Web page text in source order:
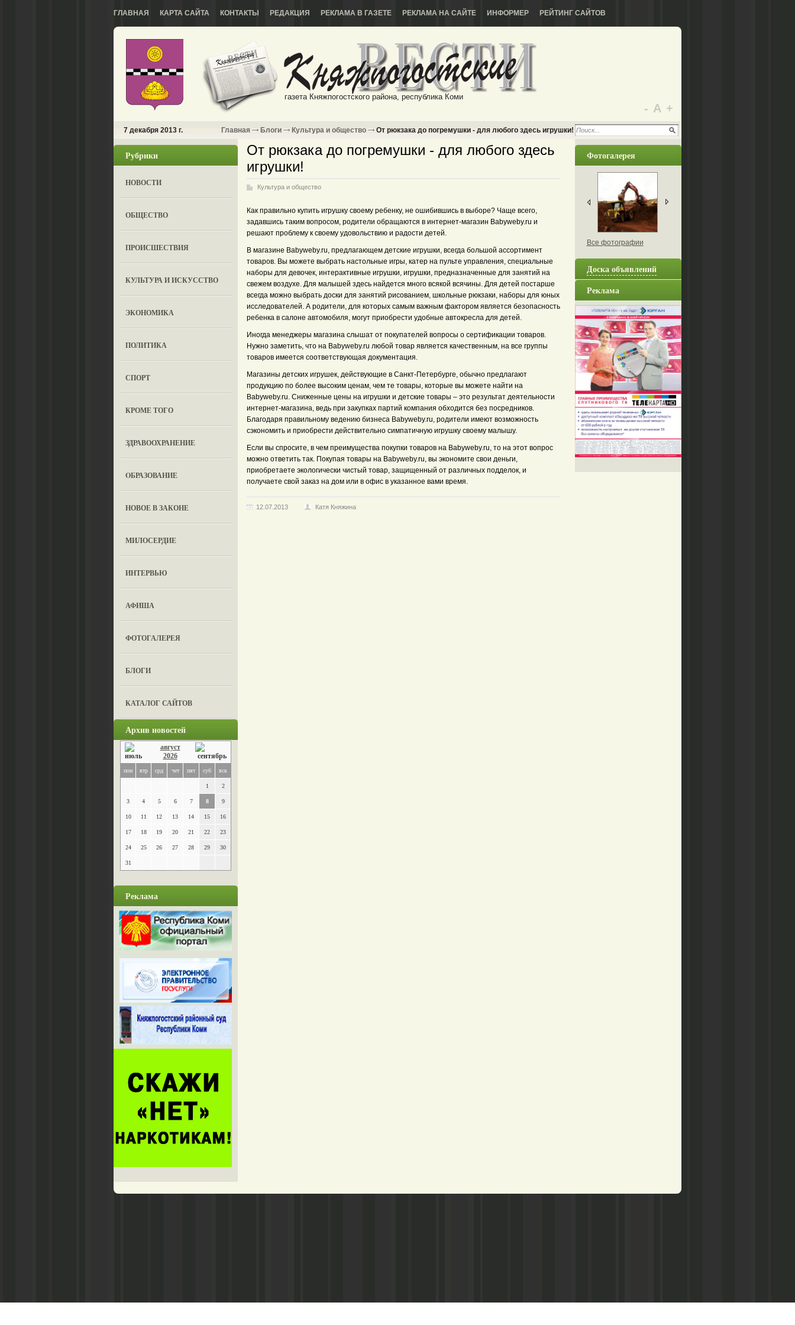
ГЛАВНАЯ КАРТА САЙТА КОНТАКТЫ РЕДАКЦИЯ РЕКЛАМА В ГАЗЕТЕ РЕКЛАМА НА САЙТЕ ИНФОРМЕР РЕЙТИНГ САЙТОВ
газета Княжпогостского района, республика Коми
- А +
7 декабря 2013 г. Главная Блоги Культура и общество От рюкзака до погремушки - для любого здесь игрушки!
Рубрики
НОВОСТИ
ОБЩЕСТВО
ПРОИСШЕСТВИЯ
КУЛЬТУРА И ИСКУССТВО
ЭКОНОМИКА
ПОЛИТИКА
СПОРТ
КРОМЕ ТОГО
ЗДРАВООХРАНЕНИЕ
OБРАЗОВАНИЕ
НОВОЕ В ЗАКОНЕ
МИЛОСЕРДИЕ
ИНТЕРВЬЮ
АФИША
ФОТОГАЛЕРЕЯ
БЛОГИ
КАТАЛОГ САЙТОВ
Архив новостей
август
2026
пон втр срд чет пят суб вск
1 2
3 4 5 6 7 8 9
10 11 12 13 14 15 16
17 18 19 20 21 22 23
24 25 26 27 28 29 30
31
Реклама
От рюкзака до погремушки - для любого здесь
игрушки!
Культура и общество
Как правильно купить игрушку своему ребенку, не ошибившись в выборе? Чаще всего,
задавшись таким вопросом, родители обращаются в интернет-магазин Babyweby.ru и
решают проблему к своему удовольствию и радости детей.
В магазине Babyweby.ru, предлагающем детские игрушки, всегда большой ассортимент
товаров. Вы можете выбрать настольные игры, катер на пульте управления, специальные
наборы для девочек, интерактивные игрушки, игрушки, предназначенные для занятий на
свежем воздухе. Для малышей здесь найдется много всякой всячины. Для детей постарше
всегда можно выбрать доски для занятий рисованием, школьные рюкзаки, наборы для юных
исследователей. А родители, для которых самым важным фактором является безопасность
ребенка в салоне автомобиля, могут приобрести удобные автокресла для детей.
Иногда менеджеры магазина слышат от покупателей вопросы о сертификации товаров.
Нужно заметить, что на Babyweby.ru любой товар является качественным, на все группы
товаров имеется соответствующая документация.
Магазины детских игрушек, действующие в Санкт-Петербурге, обычно предлагают
продукцию по более высоким ценам, чем те товары, которые вы можете найти на
Babyweby.ru. Сниженные цены на игрушки и детские товары – это результат деятельности
интернет-магазина, ведь при закупках партий компания обходится без посредников.
Благодаря правильному ведению бизнеса Babyweby.ru, родители имеют возможность
сэкономить и приобрести действительно симпатичную игрушку своему малышу.
Если вы спросите, в чем преимущества покупки товаров на Babyweby.ru, то на этот вопрос
можно ответить так. Покупая товары на Babyweby.ru, вы экономите свои деньги,
приобретаете экологически чистый товар, защищенный от различных подделок, и
получаете свой заказ на дом или в офис в указанное вами время.
12.07.2013 Катя Княжина
Фотогалерея
Все фотографии
Доска объявлений
Реклама